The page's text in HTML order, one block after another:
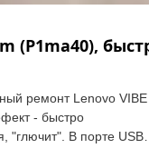
(P1ma40),
ремонт Lenovo VIBE